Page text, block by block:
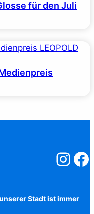
für den Juli
Stadt ist immer